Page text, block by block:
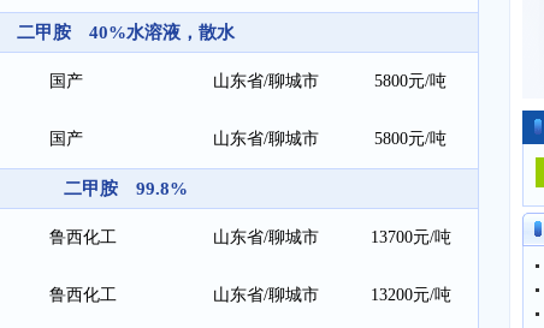
二甲胺 40%水溶液，散水
国产 山东省/聊城市 5800元/吨
国产 山东省/聊城市 5800元/吨
二甲胺 99.8%
鲁西化工 山东省/聊城市 13700元/吨
鲁西化工 山东省/聊城市 13200元/吨